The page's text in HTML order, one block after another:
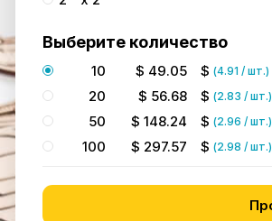
Выберите количество
10 $ 49.05 $(4.91 / шт.)
20 $ 56.68 $(2.83 / шт.)
50 $148.24 $(2.96 / шт.)
100 $ 297.57 $(2.98 / шт.)